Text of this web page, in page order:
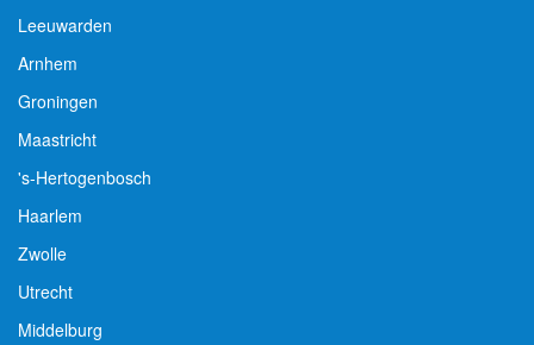
Leeuwarden
Arnhem
Groningen
Maastricht
's-Hertogenbosch
Haarlem
Zwolle
Utrecht
Middelburg